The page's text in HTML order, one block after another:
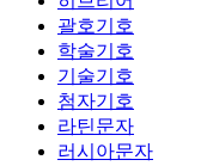
괄호기호
학술기호
기술기호
첨자기호
라틴문자
러시아문자